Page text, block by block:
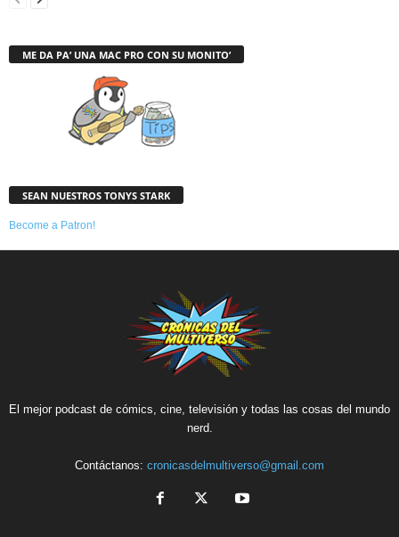
ME DA PA’ UNA MAC PRO CON SU MONITO’
SEAN NUESTROS TONYS STARK
Become a Patron!
El mejor podcast de cómics, cine, televisión y todas las cosas del mundo
nerd.
Contáctanos: cronicasdelmultiverso@gmail.com